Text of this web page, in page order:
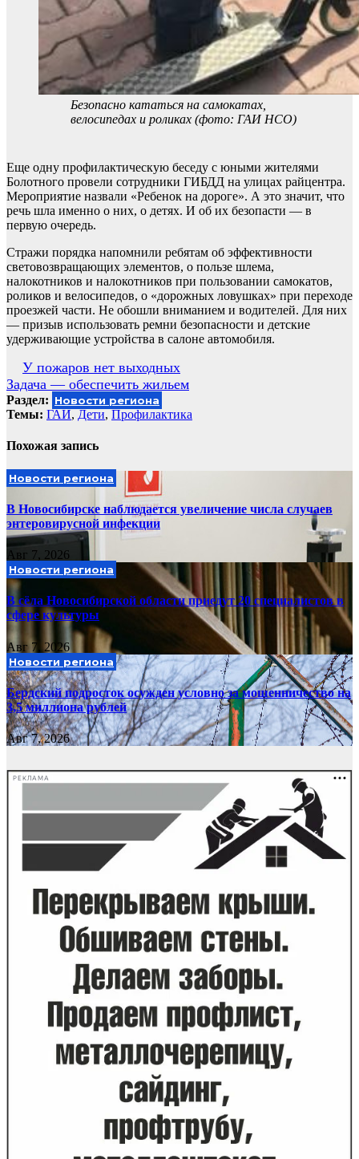
Безопасно кататься на самокатах,
велосипедах и роликах (фото: ГАИ НСО)
Еще одну профилактическую беседу с юными жителями
Болотного провели сотрудники ГИБДД на улицах райцентра.
Мероприятие назвали «Ребенок на дороге». А это значит, что
речь шла именно о них, о детях. И об их безопасти — в
первую очередь.
Стражи порядка напомнили ребятам об эффективности
световозвращающих элементов, о пользе шлема,
налокотников и налокотников при пользовании самокатов,
роликов и велосипедов, о «дорожных ловушках» при переходе
проезжей части. Не обошли вниманием и водителей. Для них
— призыв использовать ремни безопасности и детские
удерживающие устройства в салоне автомобиля.
Навигация
по
записям
У пожаров нет выходных
Задача — обеспечить жильем
Раздел: Новости региона
Темы: ГАИ, Дети, Профилактика
Похожая запись
Новости региона
В Новосибирске наблюдается увеличение числа случаев
энтеровирусной инфекции
Авг 7, 2026
Новости региона
В сёла Новосибирской области приедут 20 специалистов в
сфере культуры
Авг 7, 2026
Новости региона
Бердский подросток осужден условно за мошенничество на
3,5 миллиона рублей
Авг 7, 2026
РЕКЛАМА